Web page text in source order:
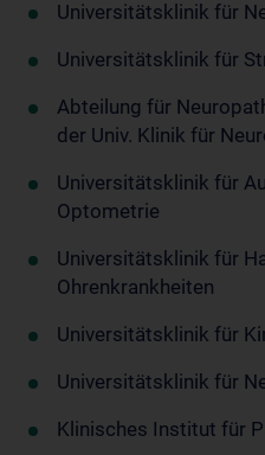
Universitätsklinik für
Universitätsklinik für
Abteilung für
der Univ. Klinik für
Universitätsklinik für
Optometrie
Universitätsklinik für
Ohrenkrankheiten
Universitätsklinik für
Universitätsklinik für
Klinisches Institut für